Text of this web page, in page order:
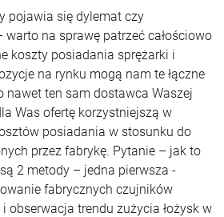
pojawia się dylemat czy
warto na sprawę patrzeć całościowo
koszty posiadania sprężarki i
na rynku mogą nam te łączne
nawet ten sam dostawca Waszej
Was ofertę korzystniejszą w
posiadania w stosunku do
przez fabrykę. Pytanie – jak to
2 metody – jedna pierwsza -
fabrycznych czujników
obserwacja trendu zużycia łożysk w